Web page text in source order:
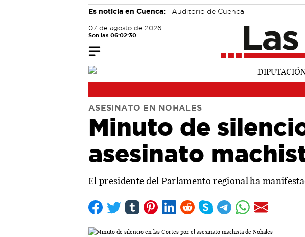
Es noticia en Cuenca: Auditorio de Cuenca
07 de agosto de 2026
Son las 06:02:31
ASESINATO EN NOHALES
Minuto de
asesinato
El presidente del Parlamento regional ha